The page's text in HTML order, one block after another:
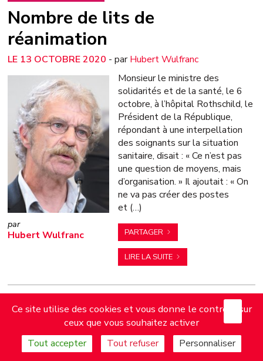
Nombre de lits de
réanimation
13 OCTOBRE 2020 - parHubert Wulfranc
Hubert Wulfranc
Monsieur le ministre des
solidarités et de la santé, le 6
octobre, à l’hôpital Rothschild, le
Président de la République,
répondant à une interpellation
des soignants sur la situation
sanitaire, disait : « Ce n’est pas
une question de moyens, mais
d’organisation. » Il ajoutait : « On
ne va pas créer des postes
et (…)
PARTAGER
LIRE LA SUITE
Approviosionnement en
Ce site utilise des cookies et vous donne le contrôle sur
ceux que vous souhaitez activer
Tout accepter Tout refuser Personnaliser